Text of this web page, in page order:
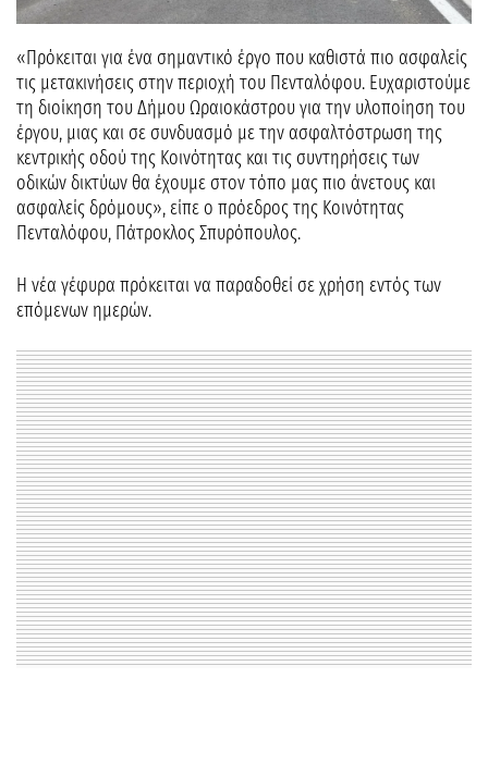
«Πρόκειται για ένα σημαντικό έργο που καθιστά πιο ασφαλείς
τις μετακινήσεις στην περιοχή του Πενταλόφου. Ευχαριστούμε
τη διοίκηση του Δήμου Ωραιοκάστρου για την υλοποίηση του
έργου, μιας και σε συνδυασμό με την ασφαλτόστρωση της
κεντρικής οδού της Κοινότητας και τις συντηρήσεις των
οδικών δικτύων θα έχουμε στον τόπο μας πιο άνετους και
ασφαλείς δρόμους», είπε ο πρόεδρος της Κοινότητας
Πενταλόφου, Πάτροκλος Σπυρόπουλος.
Η νέα γέφυρα πρόκειται να παραδοθεί σε χρήση εντός των
επόμενων ημερών.